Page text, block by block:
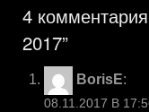
записям
4
2017”
BorisE:
08.11.2017 В